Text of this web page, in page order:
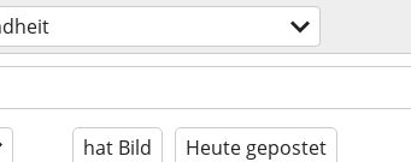
hat Bild Heute gepostet